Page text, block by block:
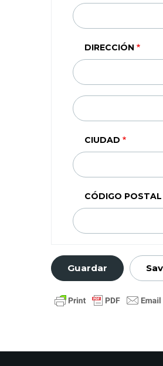
DIRECCIÓN
CIUDAD
CÓDIGO POSTAL